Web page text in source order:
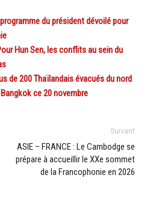
du président dévoilé pour
Hun Sen, les conflits au sein du
de 200 Thaïlandais évacués du nord
ce 20 novembre
Suivant
ASIE – FRANCE : Le Cambodge se
prépare à accueillir le XXe sommet
de la Francophonie en 2026